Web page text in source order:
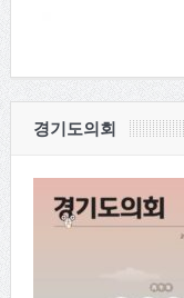
경기도의회